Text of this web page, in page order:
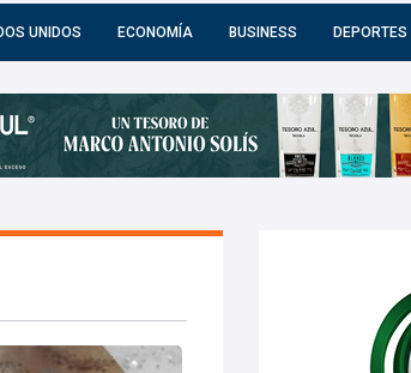
UNIDOS ECONOMÍA BUSINESS DEPORTES